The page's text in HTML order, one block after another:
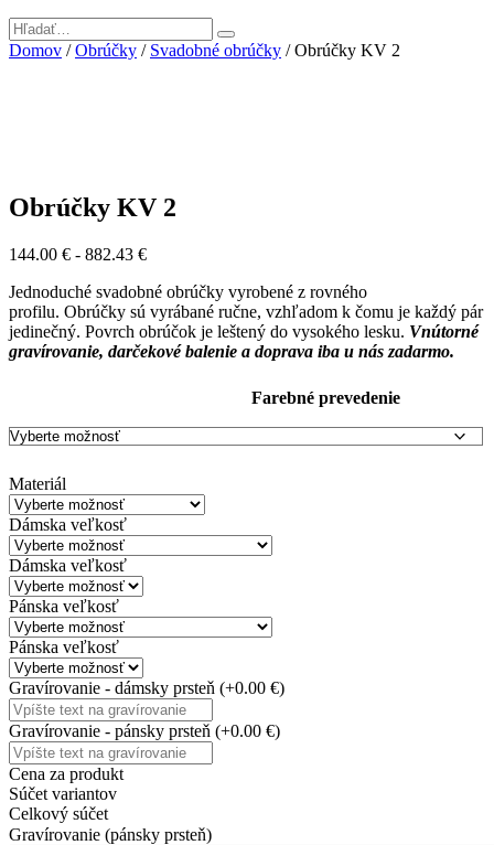
Domov /Obrúčky / Svadobné obrúčky / Obrúčky KV 2
Obrúčky KV 2
144.00 € - 882.43 €
Jednoduché svadobné obrúčky vyrobené z rovného
profilu. Obrúčky sú vyrábané ručne, vzhľadom k čomu je každý pár
jedinečný. Povrch obrúčok je leštený do vysokého lesku. Vnútorné
gravírovanie, darčekové balenie a doprava iba u nás zadarmo.
Farebné prevedenie
Materiál
Dámska veľkosť
Dámska veľkosť
Pánska veľkosť
Pánska veľkosť
Gravírovanie - dámsky prsteň (+0.00 €)
Gravírovanie - pánsky prsteň (+0.00 €)
Cena za produkt
Súčet variantov
Celkový súčet
Gravírovanie (pánsky prsteň)